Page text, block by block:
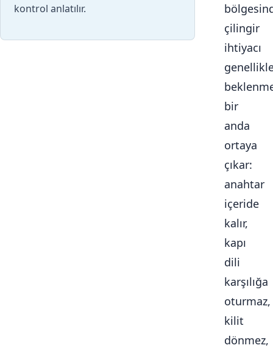
kontrol anlatılır.
çilingir
ihtiyacı
bir
anda
ortaya
çıkar:
anahtar
içeride
kalır,
kapı
dili
karşılığa
oturmaz,
kilit
dönmez,